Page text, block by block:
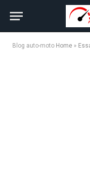
Blog auto-moto Home »